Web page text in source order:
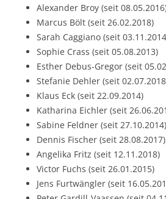
Alexander Broy (seit
Marcus Bölt (seit 26.02.2018)
Sarah Caggiano (seit
Sophie Crass (seit 05.08.2013)
Esther Debus-Gregor (seit
Stefanie Dehler (seit
Klaus Eck (seit 22.09.2014)
Katharina Eichler (seit
Sabine Feldner (seit 27.10.2014)
Dennis Fischer (seit 28.08.2017)
Angelika Fritz (seit 12.11.2018)
Victor Fuchs (seit 26.01.2015)
Jens Furtwängler (seit